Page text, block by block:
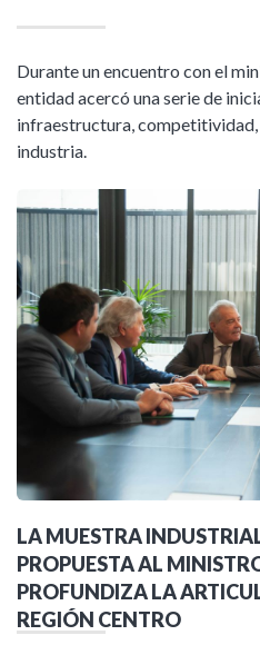
Durante un encuentro con el
entidad acercó una serie de
infraestructura,
industria.
LA MUESTRA
PROPUESTA AL
PROFUNDIZA LA
REGIÓN CENTRO